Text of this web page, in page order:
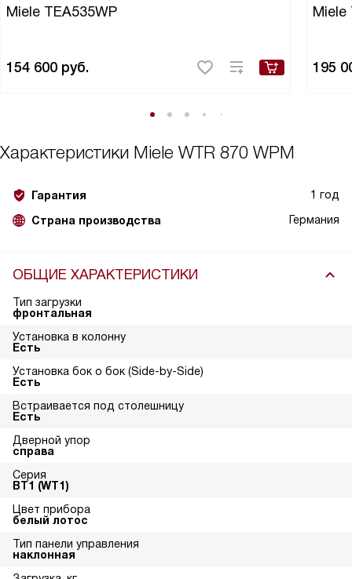
Miele TEA535WP
154 600 руб.
Miele
195
Характеристики Miele WTR 870 WPM
Гарантия 1 год
Страна производства Германия
ОБЩИЕ ХАРАКТЕРИСТИКИ
Тип загрузки
фронтальная
Установка в колонну
Есть
Установка бок о бок (Side-by-Side)
Есть
Встраивается под столешницу
Есть
Дверной упор
справа
Серия
ВТ1 (WT1)
Цвет прибора
белый лотос
Тип панели управления
наклонная